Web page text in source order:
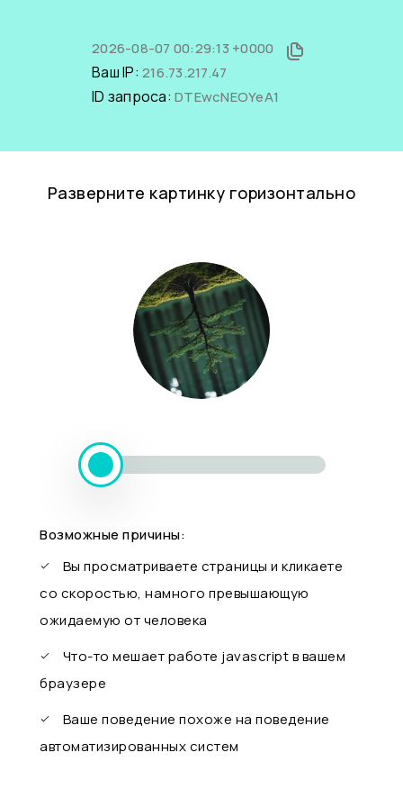
2026-08-07 00:29:13 +0000
Ваш IP: 216.73.217.47
ID запроса: DTEwcNEOYeA1
Разверните картинку горизонтально
Возможные причины:
Вы просматриваете страницы и кликаете
со скоростью, намного превышающую
ожидаемую от человека
Что-то мешает работе javascript в вашем
браузере
Ваше поведение похоже на поведение
автоматизированных систем